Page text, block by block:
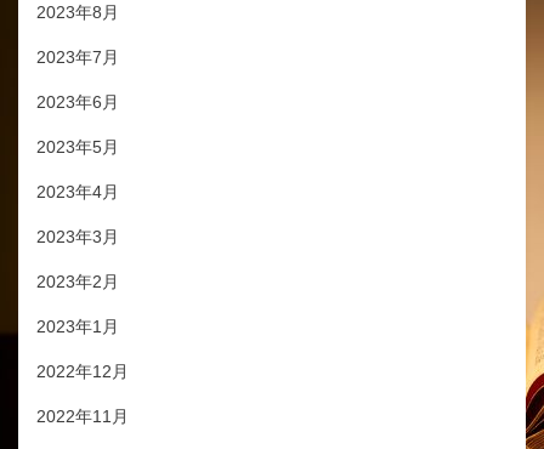
2023年8月
2023年7月
2023年6月
2023年5月
2023年4月
2023年3月
2023年2月
2023年1月
2022年12月
2022年11月